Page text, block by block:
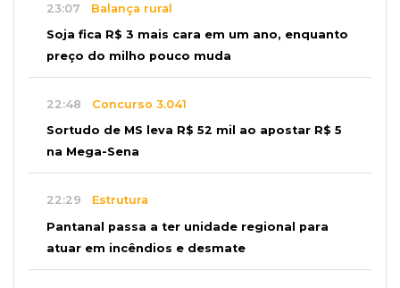
23:07 Balança rural
Soja fica R$ 3 mais cara em um ano, enquanto
preço do milho pouco muda
22:48 Concurso 3.041
Sortudo de MS leva R$ 52 mil ao apostar R$ 5
na Mega-Sena
22:29 Estrutura
Pantanal passa a ter unidade regional para
atuar em incêndios e desmate